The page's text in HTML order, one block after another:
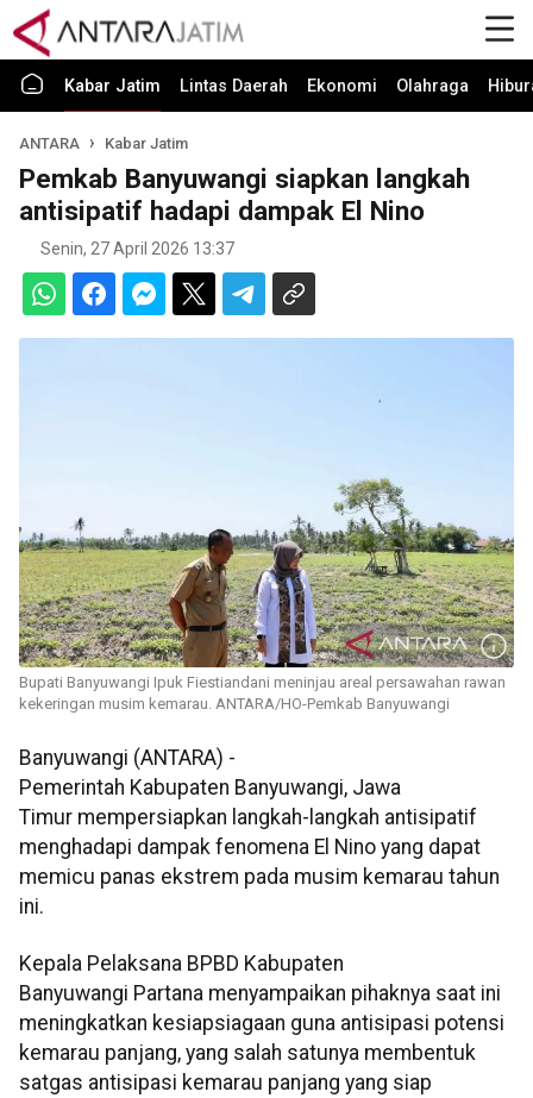
Kabar Jatim Lintas Daerah Ekonomi Olahraga
ANTARA Kabar Jatim
Pemkab Banyuwangi siapkan langkah
antisipatif hadapi dampak El Nino
Senin, 27 April 2026 13:37
Bupati Banyuwangi Ipuk Fiestiandani meninjau areal persawahan rawan
kekeringan musim kemarau. ANTARA/HO-Pemkab Banyuwangi
Banyuwangi (ANTARA) -
Pemerintah Kabupaten Banyuwangi, Jawa
Timur mempersiapkan langkah-langkah antisipatif
menghadapi dampak fenomena El Nino yang dapat
memicu panas ekstrem pada musim kemarau tahun
ini.
Kepala Pelaksana BPBD Kabupaten
Banyuwangi Partana menyampaikan pihaknya saat ini
meningkatkan kesiapsiagaan guna antisipasi potensi
kemarau panjang, yang salah satunya membentuk
satgas antisipasi kemarau panjang yang siap